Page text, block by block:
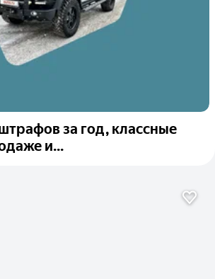
за год, классные
и...